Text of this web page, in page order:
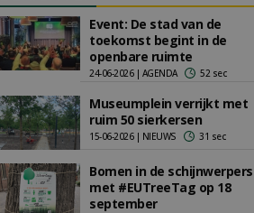
Event: De stad van de
toekomst begint in de
openbare ruimte
24-06-2026 | AGENDA 52 sec
Museumplein verrijkt met
ruim 50 sierkersen
15-06-2026 | NIEUWS 31 sec
Bomen in de schijnwerpers
met #EUTreeTag op 18
september